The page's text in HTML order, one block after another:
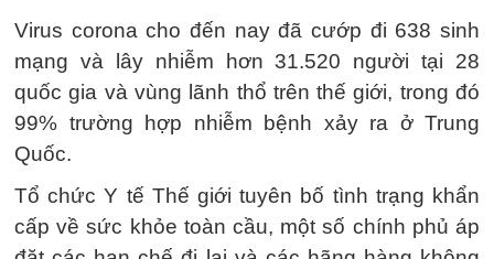
Virus corona cho đến nay đã cướp đi 638 sinh
mạng và lây nhiễm hơn 31.520 người tại 28
quốc gia và vùng lãnh thổ trên thế giới, trong đó
99% trường hợp nhiễm bệnh xảy ra ở Trung
Quốc.
Tổ chức Y tế Thế giới tuyên bố tình trạng khẩn
cấp về sức khỏe toàn cầu, một số chính phủ áp